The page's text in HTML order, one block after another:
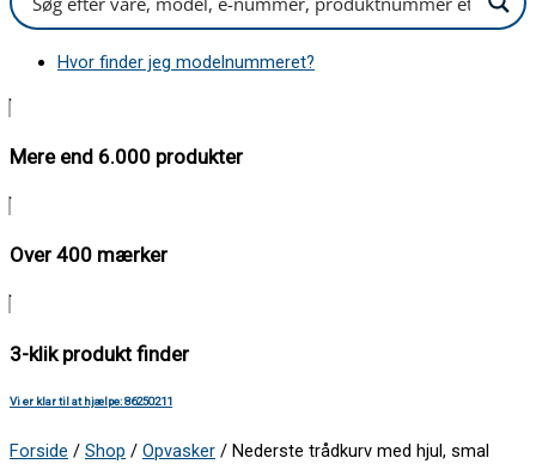
Hvor finder jeg modelnummeret?
Mere end 6.000 produkter
Over 400 mærker
3-klik produkt finder
Vi er klar til at hjælpe: 86250211
Forside / Shop / Opvasker / Nederste trådkurv med hjul, smal